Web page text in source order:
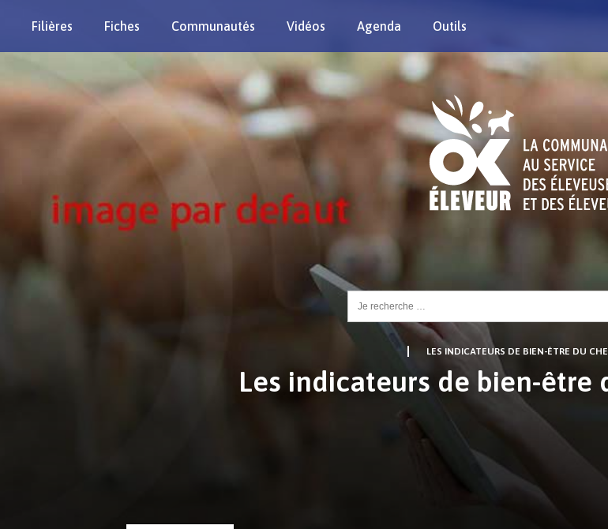
Filières Fiches Communautés Vidéos Agenda Outils
Rechercher :
LES INDICATEURS DE BIEN-ÊTRE DU
Les indicateurs de bien-être